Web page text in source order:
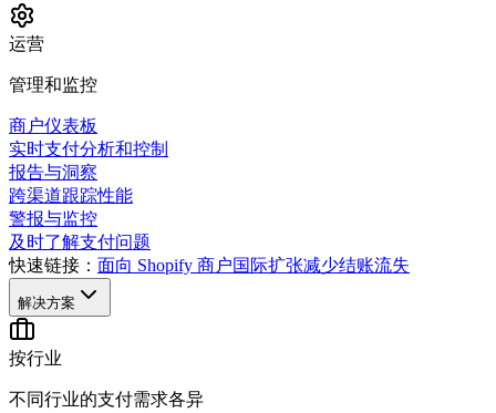
运营
管理和监控
商户仪表板
实时支付分析和控制
报告与洞察
跨渠道跟踪性能
警报与监控
及时了解支付问题
快速链接： 面向 Shopify 商户国际扩张减少结账流失
解决方案
按行业
不同行业的支付需求各异